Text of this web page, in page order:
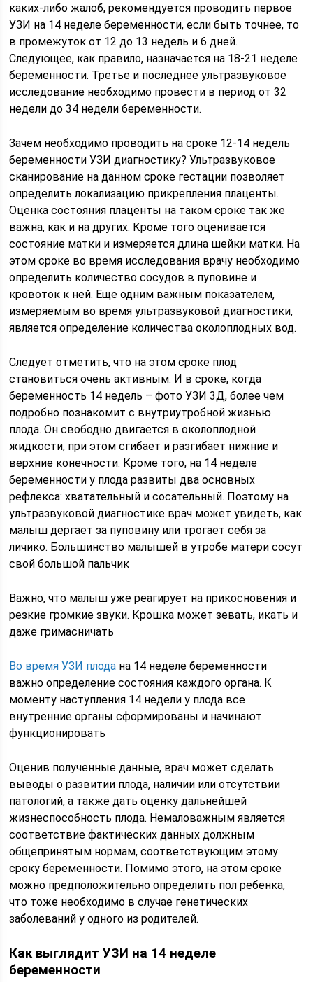
каких-либо жалоб, рекомендуется проводить первое
УЗИ на 14 неделе беременности, если быть точнее, то
в промежуток от 12 до 13 недель и 6 дней.
Следующее, как правило, назначается на 18-21 неделе
беременности. Третье и последнее ультразвуковое
исследование необходимо провести в период от 32
недели до 34 недели беременности.
Зачем необходимо проводить на сроке 12-14 недель
беременности УЗИ диагностику? Ультразвуковое
сканирование на данном сроке гестации позволяет
определить локализацию прикрепления плаценты.
Оценка состояния плаценты на таком сроке так же
важна, как и на других. Кроме того оценивается
состояние матки и измеряется длина шейки матки. На
этом сроке во время исследования врачу необходимо
определить количество сосудов в пуповине и
кровоток к ней. Еще одним важным показателем,
измеряемым во время ультразвуковой диагностики,
является определение количества околоплодных вод.
Следует отметить, что на этом сроке плод
становиться очень активным. И в сроке, когда
беременность 14 недель – фото УЗИ 3Д, более чем
подробно познакомит с внутриутробной жизнью
плода. Он свободно двигается в околоплодной
жидкости, при этом сгибает и разгибает нижние и
верхние конечности. Кроме того, на 14 неделе
беременности у плода развиты два основных
рефлекса: хватательный и сосательный. Поэтому на
ультразвуковой диагностике врач может увидеть, как
малыш дергает за пуповину или трогает себя за
личико. Большинство малышей в утробе матери сосут
свой большой пальчик
Важно, что малыш уже реагирует на прикосновения и
резкие громкие звуки. Крошка может зевать, икать и
даже гримасничать
Во время УЗИ плода на 14 неделе беременности
важно определение состояния каждого органа. К
моменту наступления 14 недели у плода все
внутренние органы сформированы и начинают
функционировать
Оценив полученные данные, врач может сделать
выводы о развитии плода, наличии или отсутствии
патологий, а также дать оценку дальнейшей
жизнеспособность плода. Немаловажным является
соответствие фактических данных должным
общепринятым нормам, соответствующим этому
сроку беременности. Помимо этого, на этом сроке
можно предположительно определить пол ребенка,
что тоже необходимо в случае генетических
заболеваний у одного из родителей.
Как выглядит УЗИ на 14 неделе
беременности